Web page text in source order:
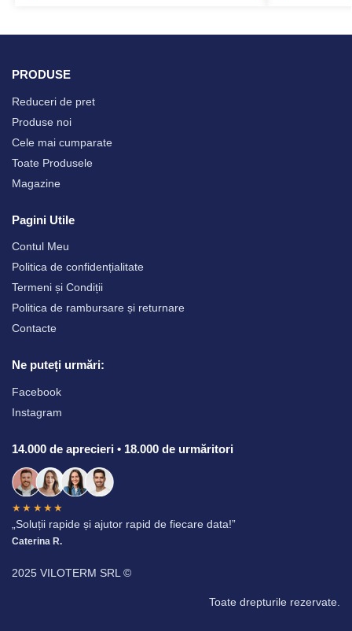
PRODUSE
Reduceri de pret
Produse noi
Cele mai cumparate
Toate Produsele
Magazine
Pagini Utile
Contul Meu
Politica de confidențialitate
Termeni și Condiții
Politica de rambursare și returnare
Contacte
Ne puteți urmări:
Facebook
Instagram
14.000 de aprecieri • 18.000 de urmăritori
★★★★★
„Soluții rapide și ajutor rapid de fiecare data!”
Caterina R.
2025 VILOTERM SRL ©
Toate drepturile rezervate.